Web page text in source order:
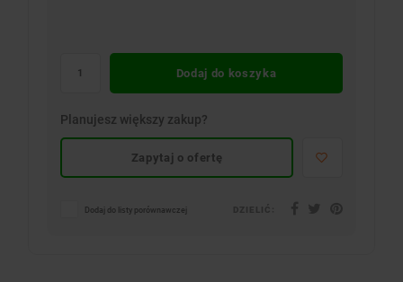
Dodaj do koszyka
Planujesz większy zakup?
Zapytaj o ofertę
Dodaj do listy porównawczej